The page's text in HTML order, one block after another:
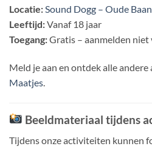
Locatie:Sound Dogg – Oude
Leeftijd:Vanaf 18 jaar
Toegang:Gratis – aanmelden
Meld je aan en ontdek alle
Maatjes
Beeldmateriaal tijdens
Tijdens onze activiteiten kunnen